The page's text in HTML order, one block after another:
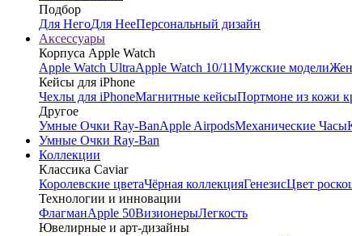
Подбор
Для НегоДля НееПерсональный дизайн
Аксессуары
Корпуса Apple Watch
Apple Watch UltraApple Watch 10/11Мужские модели
Кейсы для iPhone
Чехлы для iPhoneМагнитные кейсыПортмоне из кожи
Другое
Умные Очки Ray-BanApple AirpodsМеханические Часы
Умные Очки Ray-Ban
Коллекции
Классика Caviar
Королевские цветаЧёрная коллекцияГенезисЦвет
Технологии и инновации
ФлагманApple 50ВизионерыЛегкость
Ювелирные и арт-дизайны